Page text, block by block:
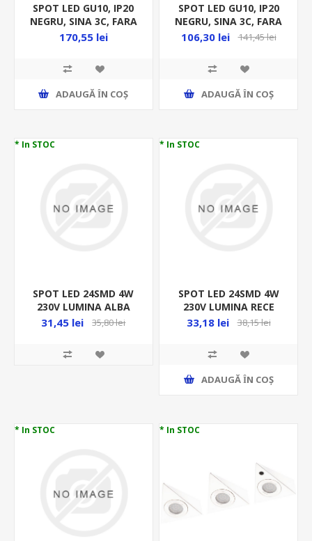
SPOT LED GU10, IP20
NEGRU, SINA 3C, FARA
BEC MR16
170,55 lei
ADAUGĂ ȊN COŞ
SPOT LED GU10, IP20
NEGRU, SINA 3C, FARA
BEC MR16, PATRAT,
106,30 lei 141,45 lei
ADAUGĂ ȊN COŞ
* In STOC
SPOT LED 24SMD 4W
230V LUMINA ALBA
300LM PT MOBILA
31,45 lei 35,80 lei
* In STOC
SPOT LED 24SMD 4W
230V LUMINA RECE
4000K/300LM SATINAT
33,18 lei 38,15 lei
ADAUGĂ ȊN COŞ
* In STOC * In STOC